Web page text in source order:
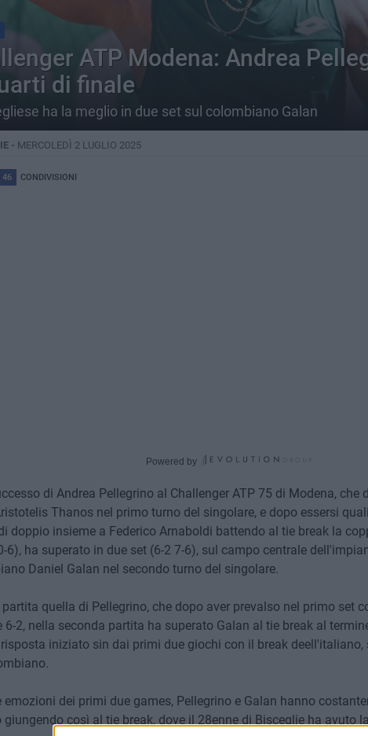
ATP Modena: Andrea
di finale
ha la meglio in due set sul colombiano Galan
- MERCOLEDÌ 2 LUGLIO 2025
46 CONDIVISIONI
Powered by
di Andrea Pellegrino al Challenger ATP 75 di Modena, che
Thanos nel primo turno del singolare, e dopo essersi
doppio insieme a Federico Arnaboldi battendo al tie break la
6), ha superato in due set (6-2 7-6), sul campo centrale
Daniel Galan nel secondo turno del singolare.
partita quella di Pellegrino, che dopo aver prevalso nel primo set
6-2, nella seconda partita ha superato Galan al tie break al
iniziato sin dai primi due giochi con il break
emozioni dei primi due games, Pellegrino e Galan hanno
giungendo così al tie break, dove il 28enne di Bisceglie ha avuto